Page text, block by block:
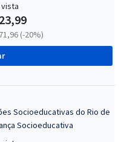
23,99
(-20%)
Socioeducativas do Rio de
Socioeducativa